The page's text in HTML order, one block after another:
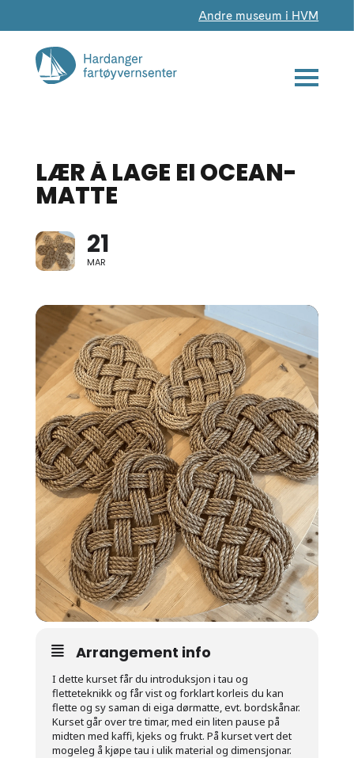
Andre museum i HVM
LÆR Å LAGE EI OCEAN-
MATTE
21
MAR
Arrangement info
I dette kurset får du introduksjon i tau og
fletteteknikk og får vist og forklart korleis du kan
flette og sy saman di eiga dørmatte, evt. bordskånar.
Kurset går over tre timar, med ein liten pause på
midten med kaffi, kjeks og frukt. På kurset vert det
mogeleg å kjøpe tau i ulik material og dimensjonar.